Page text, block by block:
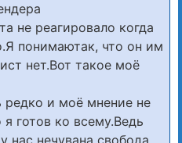
не реагировало когда
понимаютак, что он им
нет.Вот такое моё
редко и моё мнение не
готов ко всему.Ведь